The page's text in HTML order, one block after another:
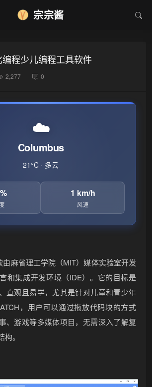
宗宗酱
程少儿编程工具软件
2,277 0
☁️
Columbus
21°C · 多云
1 km/h
风速
由麻省理工学院（MIT）媒体实验室开发
和集成开发环境（IDE）。它的目标是
直观且易学，尤其是针对儿童和青少年
，用户可以通过拖放代码块的方式
、游戏等多媒体项目，无需深入了解复
。